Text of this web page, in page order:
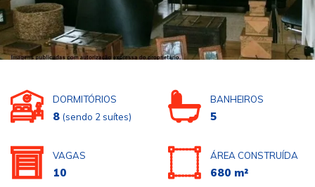
DORMITÓRIOS
8 (sendo 2 suítes)
BANHEIROS
5
VAGAS
10
ÁREA CONSTRUÍDA
680 m²